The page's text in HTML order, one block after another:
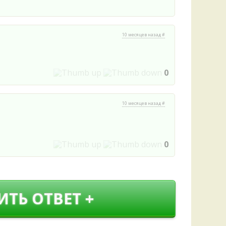
10 месяцев назад #
0
10 месяцев назад #
0
ОТВЕТ +